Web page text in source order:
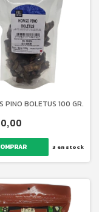
PINO BOLETUS 100 GR.
3 en stock